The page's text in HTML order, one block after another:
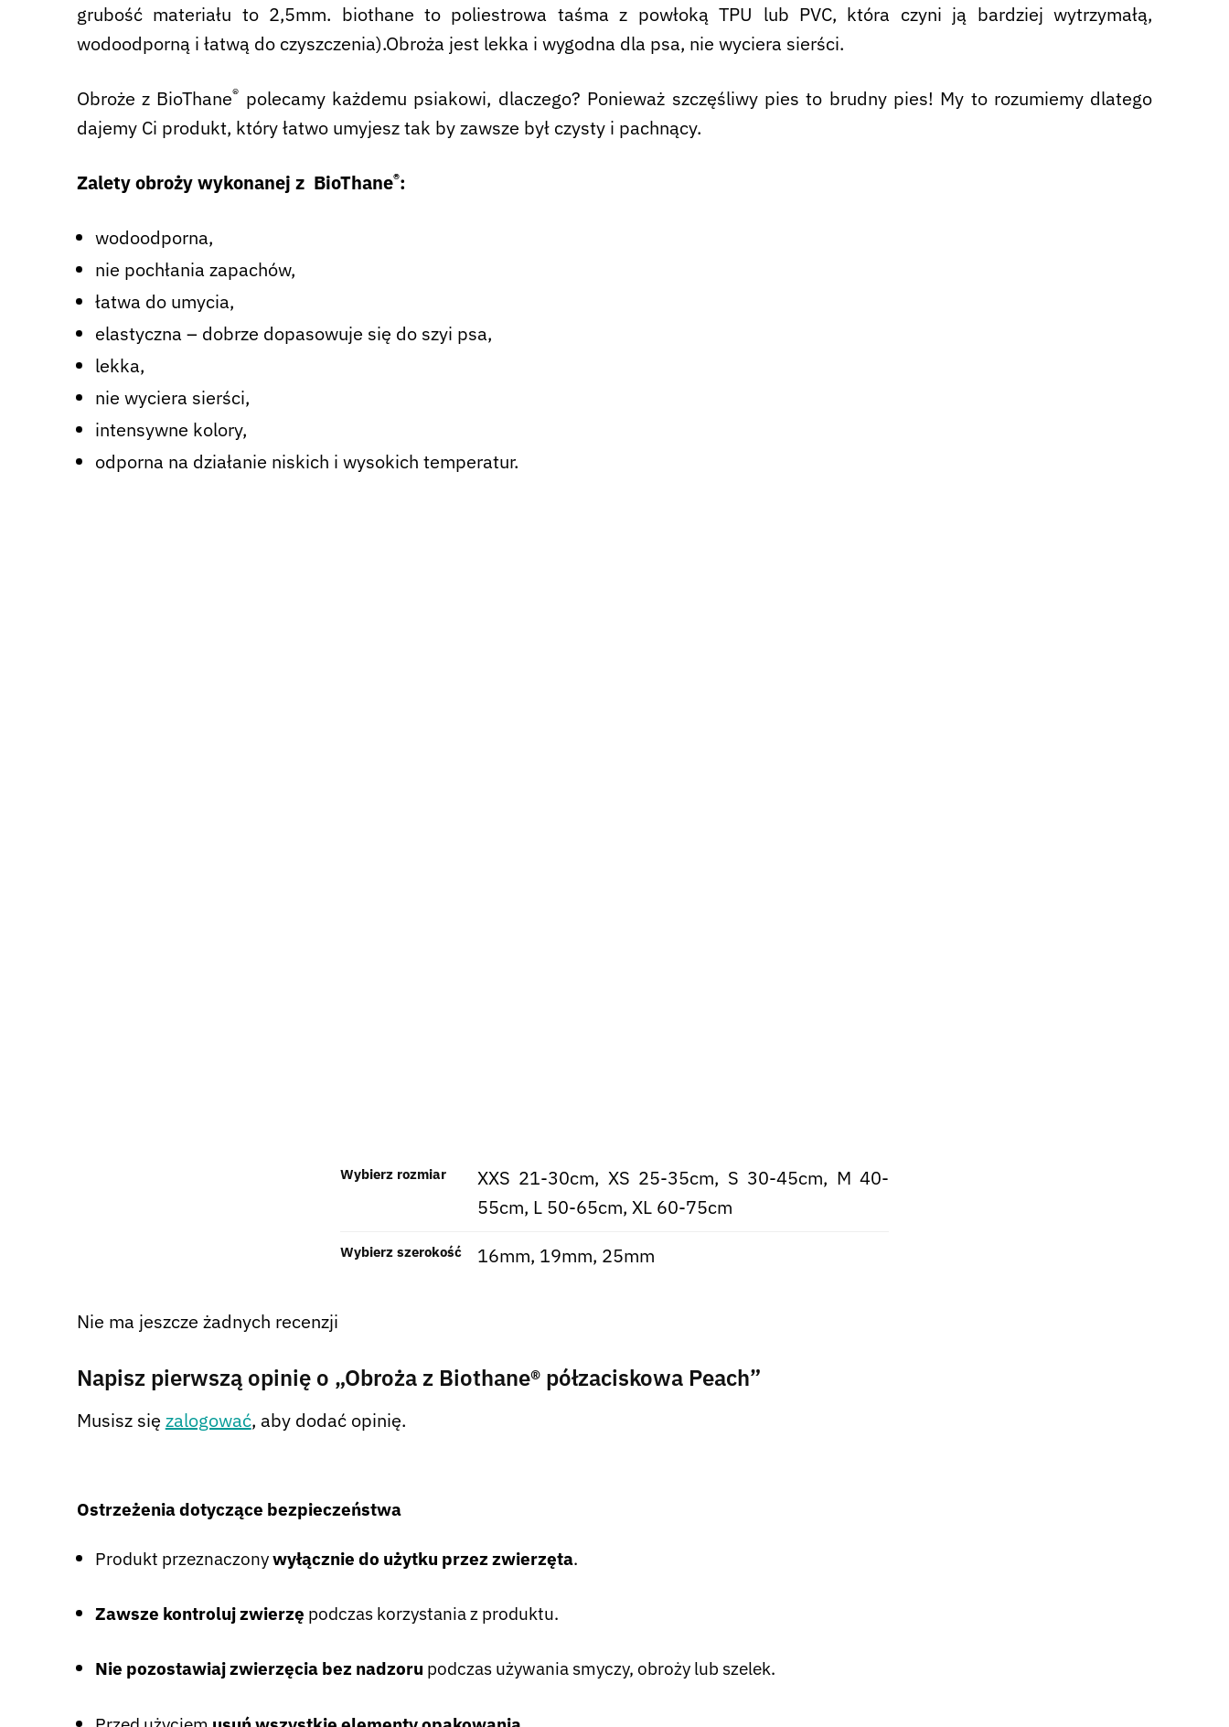
grubość materiału to 2,5mm. biothane to poliestrowa taśma z powłoką TPU lub PVC, która czyni ją bardziej wytrzymałą,
wodoodporną i łatwą do czyszczenia).Obroża jest lekka i wygodna dla psa, nie wyciera sierści.
Obroże z BioThane® polecamy każdemu psiakowi, dlaczego? Ponieważ szczęśliwy pies to brudny pies! My to rozumiemy dlatego
dajemy Ci produkt, który łatwo umyjesz tak by zawsze był czysty i pachnący.
Zalety obroży wykonanej z BioThane®:
wodoodporna,
nie pochłania zapachów,
łatwa do umycia,
elastyczna – dobrze dopasowuje się do szyi psa,
lekka,
nie wyciera sierści,
intensywne kolory,
odporna na działanie niskich i wysokich temperatur.
Wybierz rozmiar
XXS 21-30cm, XS 25-35cm, S 30-45cm, M 40-
55cm, L 50-65cm, XL 60-75cm
Wybierz szerokość 16mm, 19mm, 25mm
Nie ma jeszcze żadnych recenzji
Napisz pierwszą opinię o „Obroża z Biothane® półzaciskowa Peach”
Musisz się zalogować, aby dodać opinię.
Ostrzeżenia dotyczące bezpieczeństwa
Produkt przeznaczonywyłącznie do użytku przez zwierzęta.
Zawsze kontroluj zwierzę podczas korzystania z produktu.
Nie pozostawiaj zwierzęcia bez nadzoru podczas używania smyczy, obroży lub szelek.